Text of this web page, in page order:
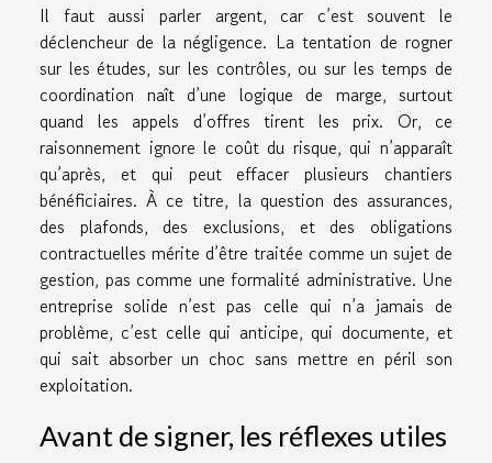
Il faut aussi parler argent, car c’est souvent le
déclencheur de la négligence. La tentation de rogner
sur les études, sur les contrôles, ou sur les temps de
coordination naît d’une logique de marge, surtout
quand les appels d’offres tirent les prix. Or, ce
raisonnement ignore le coût du risque, qui n’apparaît
qu’après, et qui peut effacer plusieurs chantiers
bénéficiaires. À ce titre, la question des assurances,
des plafonds, des exclusions, et des obligations
contractuelles mérite d’être traitée comme un sujet de
gestion, pas comme une formalité administrative. Une
entreprise solide n’est pas celle qui n’a jamais de
problème, c’est celle qui anticipe, qui documente, et
qui sait absorber un choc sans mettre en péril son
exploitation.
Avant de signer, les réflexes utiles